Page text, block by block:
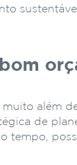
além
de
tempo,